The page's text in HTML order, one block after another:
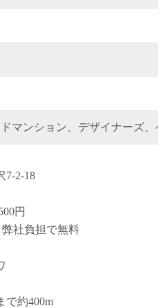
マンション、デザイナーズ、
2-18
円
社負担で無料
で約400m